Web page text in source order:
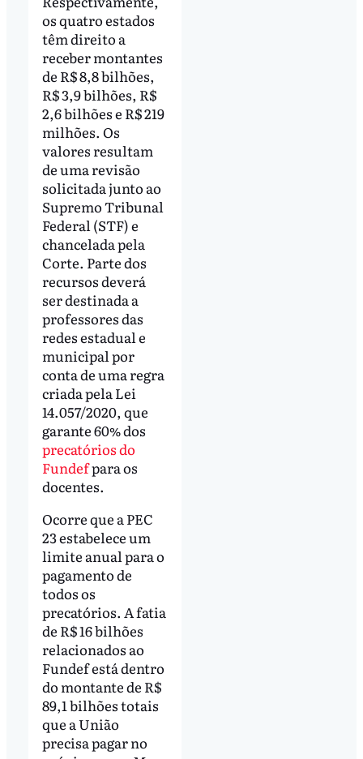
os quatro estados
têm direito a
receber montantes
de R$ 8,8 bilhões,
R$ 3,9 bilhões, R$
2,6 bilhões e R$ 219
milhões. Os
valores resultam
de uma revisão
solicitada junto ao
Supremo Tribunal
Federal (STF) e
chancelada pela
Corte. Parte dos
recursos deverá
ser destinada a
professores das
redes estadual e
municipal por
conta de uma regra
criada pela Lei
14.057/2020, que
garante 60% dos
precatórios do
Fundefpara os
docentes.
Ocorre que a PEC
23 estabelece um
limite anual para o
pagamento de
todos os
precatórios. A fatia
de R$ 16 bilhões
relacionados ao
Fundef está dentro
do montante de R$
89,1 bilhões totais
que a União
precisa pagar no